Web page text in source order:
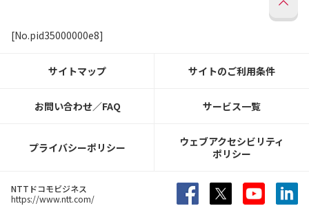
[No.pid35000000e8]
サイトマップ サイトのご利用条件
お問い合わせ／FAQ サービス一覧
プライバシーポリシー
ウェブアクセシビリティ
ポリシー
NTTドコモビジネス
https://www.ntt.com/